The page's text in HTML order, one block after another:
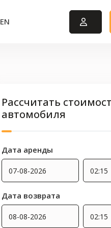
EN
Рассчитать
автомобиля
Дата аренды
Дата возврата